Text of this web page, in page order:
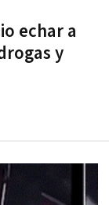
echar a
y